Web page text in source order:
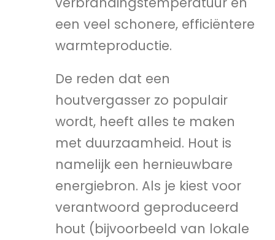
een veel schonere, efficiëntere
warmteproductie.
De reden dat een
houtvergasser zo populair
wordt, heeft alles te maken
met duurzaamheid. Hout is
namelijk een hernieuwbare
energiebron. Als je kiest voor
verantwoord geproduceerd
hout (bijvoorbeeld van lokale